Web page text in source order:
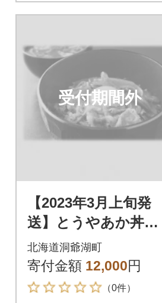
受付期間外
【2023年3月上旬発
送】とうやあか丼の
具 100g×2袋入り 2
箱
北海道洞爺湖町
寄付金額 12,000円
（0件）